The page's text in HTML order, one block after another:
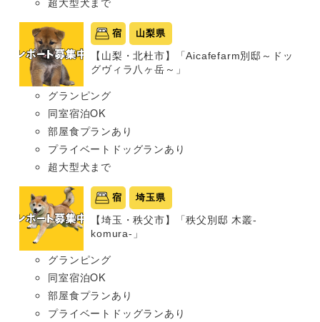
宿 山梨県
【山梨・北杜市】「Aicafefarm別邸～ドッ
グヴィラ八ヶ岳～」
グランピング
同室宿泊OK
部屋食プランあり
プライベートドッグランあり
超大型犬まで
宿 埼玉県
【埼玉・秩父市】「秩父別邸 木叢-
komura-」
グランピング
同室宿泊OK
部屋食プランあり
プライベートドッグランあり